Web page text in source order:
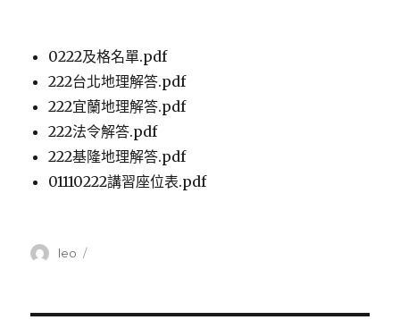
0222及格名單.pdf
222台北地理解答.pdf
222宜蘭地理解答.pdf
222法令解答.pdf
222基隆地理解答.pdf
01110222講習座位表.pdf
Author
leo